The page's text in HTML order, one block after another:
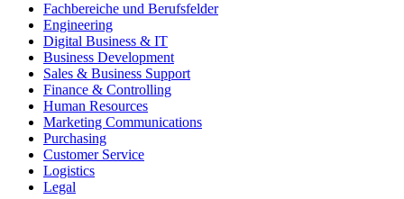
Fachbereiche und Berufsfelder
Engineering
Digital Business & IT
Business Development
Sales & Business Support
Finance & Controlling
Human Resources
Marketing Communications
Purchasing
Customer Service
Logistics
Legal